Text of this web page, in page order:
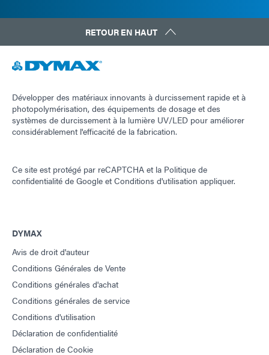
RETOUR EN HAUT
Développer des matériaux innovants à durcissement rapide et à
photopolymérisation, des équipements de dosage et des
systèmes de durcissement à la lumière UV/LED pour améliorer
considérablement l'efficacité de la fabrication.
Ce site est protégé par reCAPTCHA et la Politique de
confidentialité de Google etConditions d'utilisation appliquer.
DYMAX
Avis de droit d'auteur
Conditions Générales de Vente
Conditions générales d'achat
Conditions générales de service
Conditions d'utilisation
Déclaration de confidentialité
Déclaration de Cookie